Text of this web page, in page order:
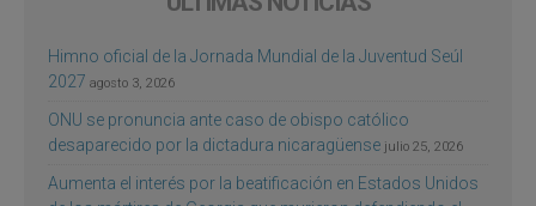
Himno oficial de la Jornada Mundial de la Juventud Seúl
2027 agosto 3, 2026
ONU se pronuncia ante caso de obispo católico
desaparecido por la dictadura nicaragüense julio 25, 2026
Aumenta el interés por la beatificación en Estados Unidos